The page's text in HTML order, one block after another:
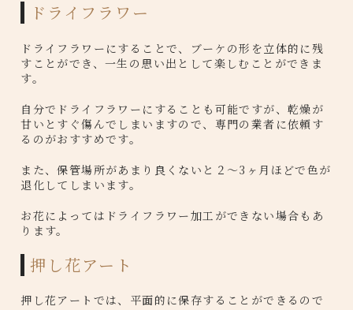
ドライフラワー
ドライフラワーにすることで、ブーケの形を立体的に残
すことができ、一生の思い出として楽しむことができま
す。
自分でドライフラワーにすることも可能ですが、乾燥が
甘いとすぐ傷んでしまいますので、専門の業者に依頼す
るのがおすすめです。
また、保管場所があまり良くないと２〜3ヶ月ほどで色が
退化してしまいます。
お花によってはドライフラワー加工ができない場合もあ
ります。
押し花アート
押し花アートでは、平面的に保存することができるので